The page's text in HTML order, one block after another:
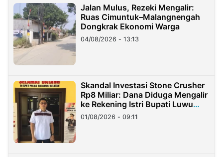
Jalan Mulus, Rezeki Mengalir:
Ruas Cimuntuk–Malangnengah
Dongkrak Ekonomi Warga
04/08/2026 - 13:13
Skandal Investasi Stone Crusher
Rp8 Miliar: Dana Diduga Mengalir
ke Rekening Istri Bupati Luwu
Timur
01/08/2026 - 09:11